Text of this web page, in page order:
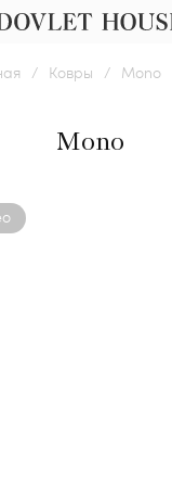
/ Ковры / Mono
Mono